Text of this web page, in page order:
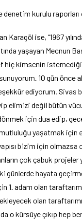
denetim kurulu
Karagöl ise, “1967
yaşayan Mecnun
hiç kimsenin
10 gün önce
ediyorum. Sivas
elimizi değil bütün
için dua edip,
yaşatmak
bizim için
çok çabuk projeler
günlerde hayata
1. adam olan
olan
o kürsüye çıkıp hep